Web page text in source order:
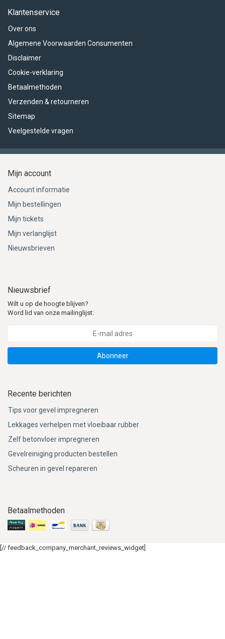
Klantenservice
Over ons
Algemene Voorwaarden Consumenten
Disclaimer
Cookie-verklaring
Betaalmethoden
Verzenden & retourneren
Sitemap
Veelgestelde vragen
Mijn account
Account informatie
Mijn bestellingen
Mijn tickets
Mijn verlanglijst
Nieuwsbrieven
Nieuwsbrief
Wilt u op de hoogte blijven?
Word lid van onze mailinglijst:
Abonneer
Recente berichten
Tips voor gevel impregneren
Lekkages verhelpen met vloeibaar rubber
Zelf betonvloer impregneren
Gevelreiniging producten bestellen
Scheuren in gevel repareren
Betaalmethoden
[// feedback_company_merchant_reviews_widget]